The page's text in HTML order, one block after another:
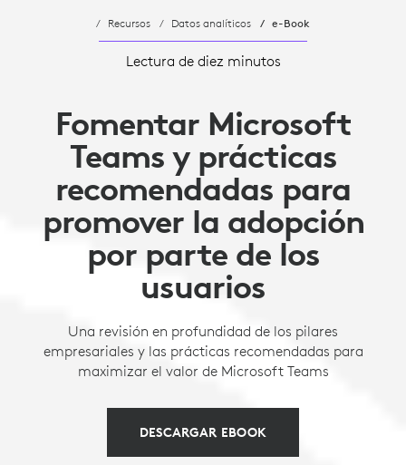
Recursos Datos analíticos e-Book
Lectura de diez minutos
Fomentar Microsoft
Teams y prácticas
recomendadas para
promover la adopción
por parte de los
usuarios
Una revisión en profundidad de los pilares
empresariales y las prácticas recomendadas para
maximizar el valor de Microsoft Teams
DESCARGAR EBOOK